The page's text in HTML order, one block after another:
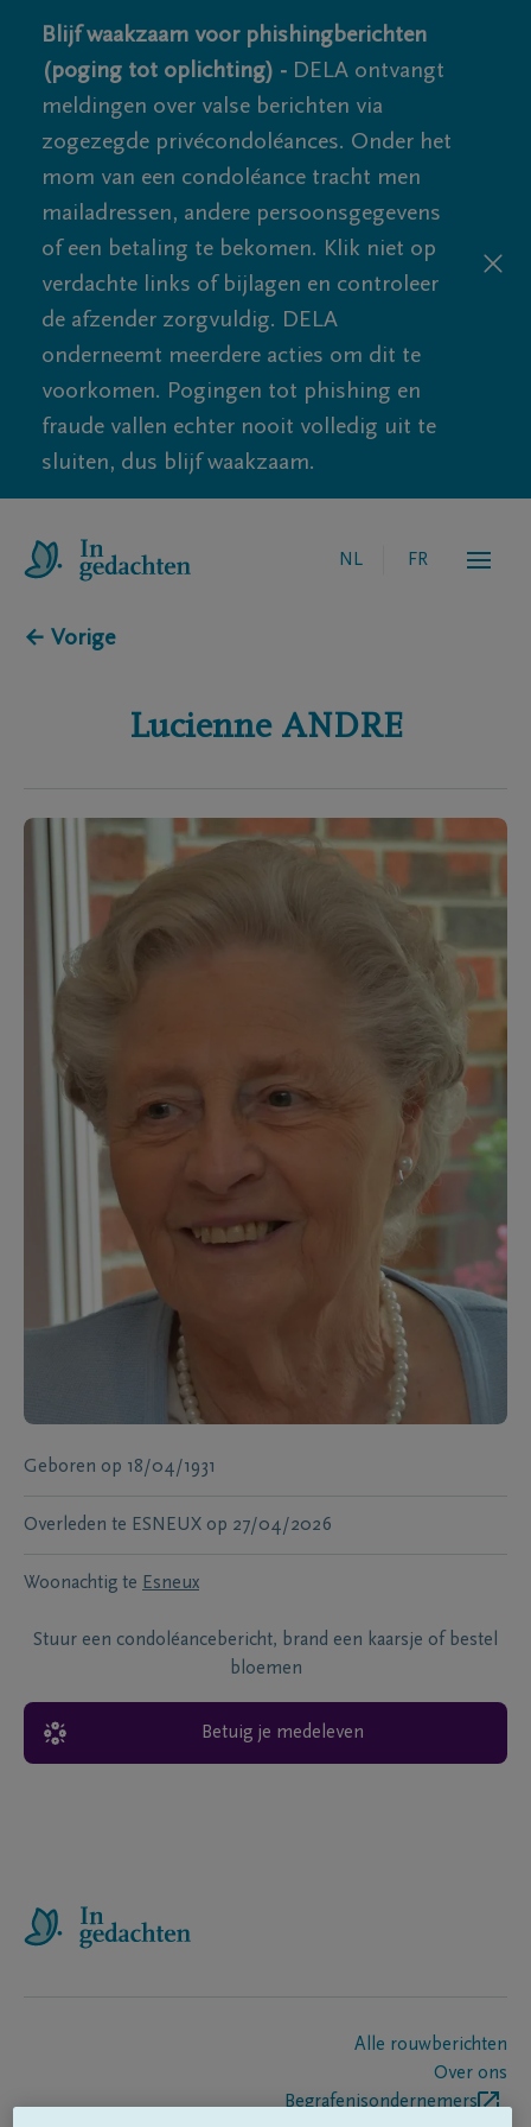
Blijf waakzaam voor phishingberichten
(poging tot oplichting) - DELA ontvangt
meldingen over valse berichten via
zogezegde privécondoléances. Onder het
mom van een condoléance tracht men
mailadressen, andere persoonsgegevens
of een betaling te bekomen. Klik niet op
verdachte links of bijlagen en controleer
de afzender zorgvuldig. DELA
onderneemt meerdere acties om dit te
voorkomen. Pogingen tot phishing en
fraude vallen echter nooit volledig uit te
sluiten, dus blijf waakzaam.
NL FR
← Vorige
Lucienne ANDRE
Geboren op 18/04/1931
Overleden te ESNEUX op 27/04/2026
Woonachtig te Esneux
Stuur een condoléancebericht, brand een kaarsje of bestel
bloemen
Betuig je medeleven
Alle rouwberichten
Over ons
Begrafenisondernemers